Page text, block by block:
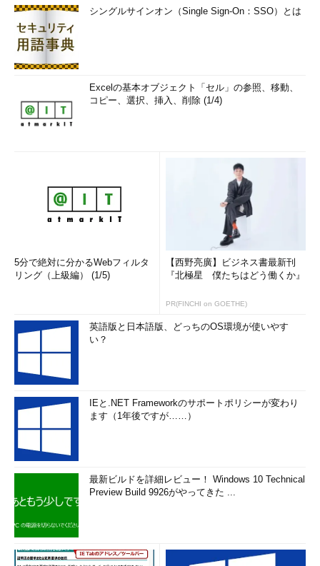
シングルサインオン（Single Sign-On：SSO）とは
Excelの基本オブジェクト「セル」の参照、移動、
コピー、選択、挿入、削除 (1/4)
5分で絶対に分かるWebフィルタ
リング（上級編） (1/5)
【西野亮廣】ビジネス書最新刊
『北極星 僕たちはどう働くか』
PR(FINCHI on GOETHE)
英語版と日本語版、どっちのOS環境が使いやす
い？
IEと.NET Frameworkのサポートポリシーが変わり
ます（1年後ですが……）
最新ビルドを詳細レビュー！ Windows 10 Technical
Preview Build 9926がやってきた ...